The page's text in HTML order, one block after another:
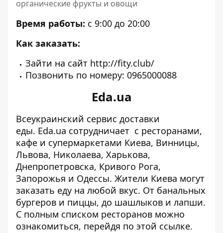
органические фрукты и овощи
Время работы: с 9:00 до 20:00
Как заказать:
Зайти на сайт http://fity.club/
Позвонить по номеру: 0965000088
Eda.ua
Всеукраинский сервис доставки
еды. Eda.ua сотрудничает с ресторанами,
кафе и супермаркетами Киева, Винницы,
Львова, Николаева, Харькова,
Днепропетровска, Кривого Рога,
Запорожья и Одессы. Жители Киева могут
заказать еду на любой вкус. От банальных
бургеров и пиццы, до шашлыков и лапши.
С полным списком ресторанов можно
ознакомиться, перейдя по этой ссылке.